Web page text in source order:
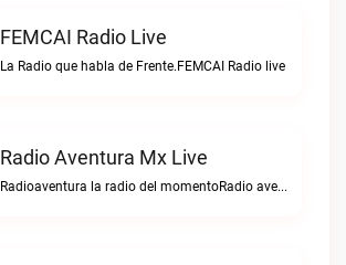
FEMCAI Radio Live
La Radio que habla de Frente.FEMCAI Radio live
Radio Aventura Mx Live
Radioaventura la radio del momentoRadio aventura mx live